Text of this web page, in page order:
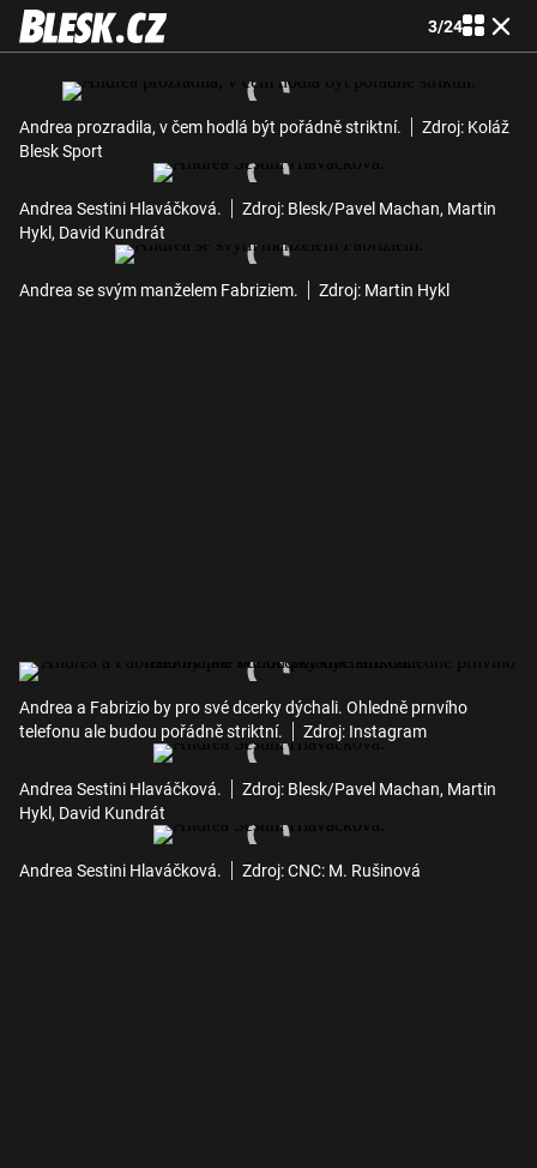
3/24
Andrea prozradila, v čem hodlá být pořádně striktní.
Zdroj: Koláž
Blesk Sport
Andrea Sestini Hlaváčková.
Zdroj: Blesk/Pavel Machan, Martin
Hykl, David Kundrát
Andrea se svým manželem Fabriziem. Zdroj: Martin Hykl
Andrea a Fabrizio by pro své dcerky dýchali. Ohledně prnvího
telefonu ale budou pořádně striktní.
Zdroj: Instagram
Andrea Sestini Hlaváčková.
Zdroj: Blesk/Pavel Machan, Martin
Hykl, David Kundrát
Andrea Sestini Hlaváčková. Zdroj: CNC: M. Rušinová